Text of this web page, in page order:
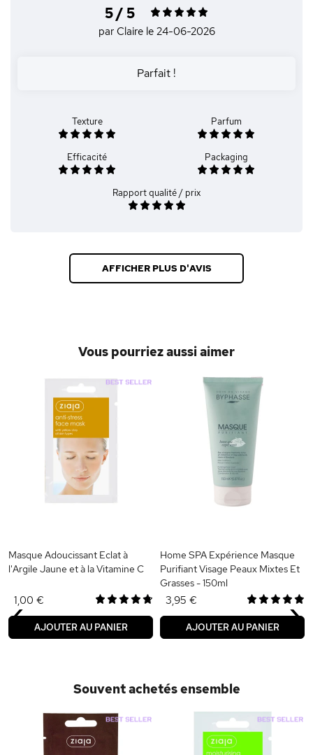
5 / 5
par Claire le 24-06-2026
Parfait !
Texture Parfum
Efficacité Packaging
Rapport qualité / prix
AFFICHER PLUS D'AVIS
Vous pourriez aussi aimer
Masque Adoucissant Eclat à
l'Argile Jaune et à la Vitamine C
1,00 €
AJOUTER AU PANIER
Home SPA Expérience Masque
Purifiant Visage Peaux Mixtes Et
Grasses - 150ml
3,95 €
AJOUTER AU PANIER
‹ ›
Souvent achetés ensemble